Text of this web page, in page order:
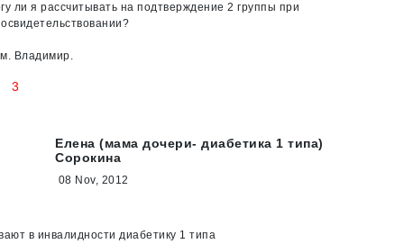
ли я рассчитывать на подтверждение 2 группы при
Владимир.
3
Елена (мама дочери- диабетика 1 типа)
Сорокина
08 Nov, 2012
в инвалидности диабетику 1 типа